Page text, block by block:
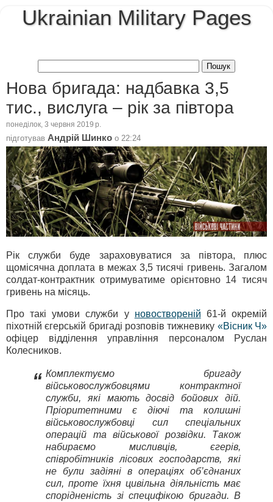
Ukrainian Military Pages
Нова бригада: надбавка 3,5
тис., вислуга – рік за півтора
понеділок, 3 червня 2019 р.
підготував Андрій Шинко о 22:24
Рік служби буде зараховуватися за півтора, плюс
щомісячна доплата в межах 3,5 тисячі гривень. Загалом
солдат-контрактник отримуватиме орієнтовно 14 тисяч
гривень на місяць.
Про такі умови служби у новоствореній 61-й окремій
піхотній єгерській бригаді розповів тижневику «Вісник Ч»
офіцер відділення управління персоналом Руслан
Колесников.
“ Комплектуємо бригаду
військовослужбовцями контрактної
служби, які мають досвід бойових дій.
Пріоритетними є діючі та колишні
військовослужбовці сил спеціальних
операцій та військової розвідки. Також
набираємо мисливців, єгерів,
співробітників лісових господарств, які
не були задіяні в операціях об’єднаних
сил, проте їхня цивільна діяльність має
спорідненість зі специфікою бригади. В